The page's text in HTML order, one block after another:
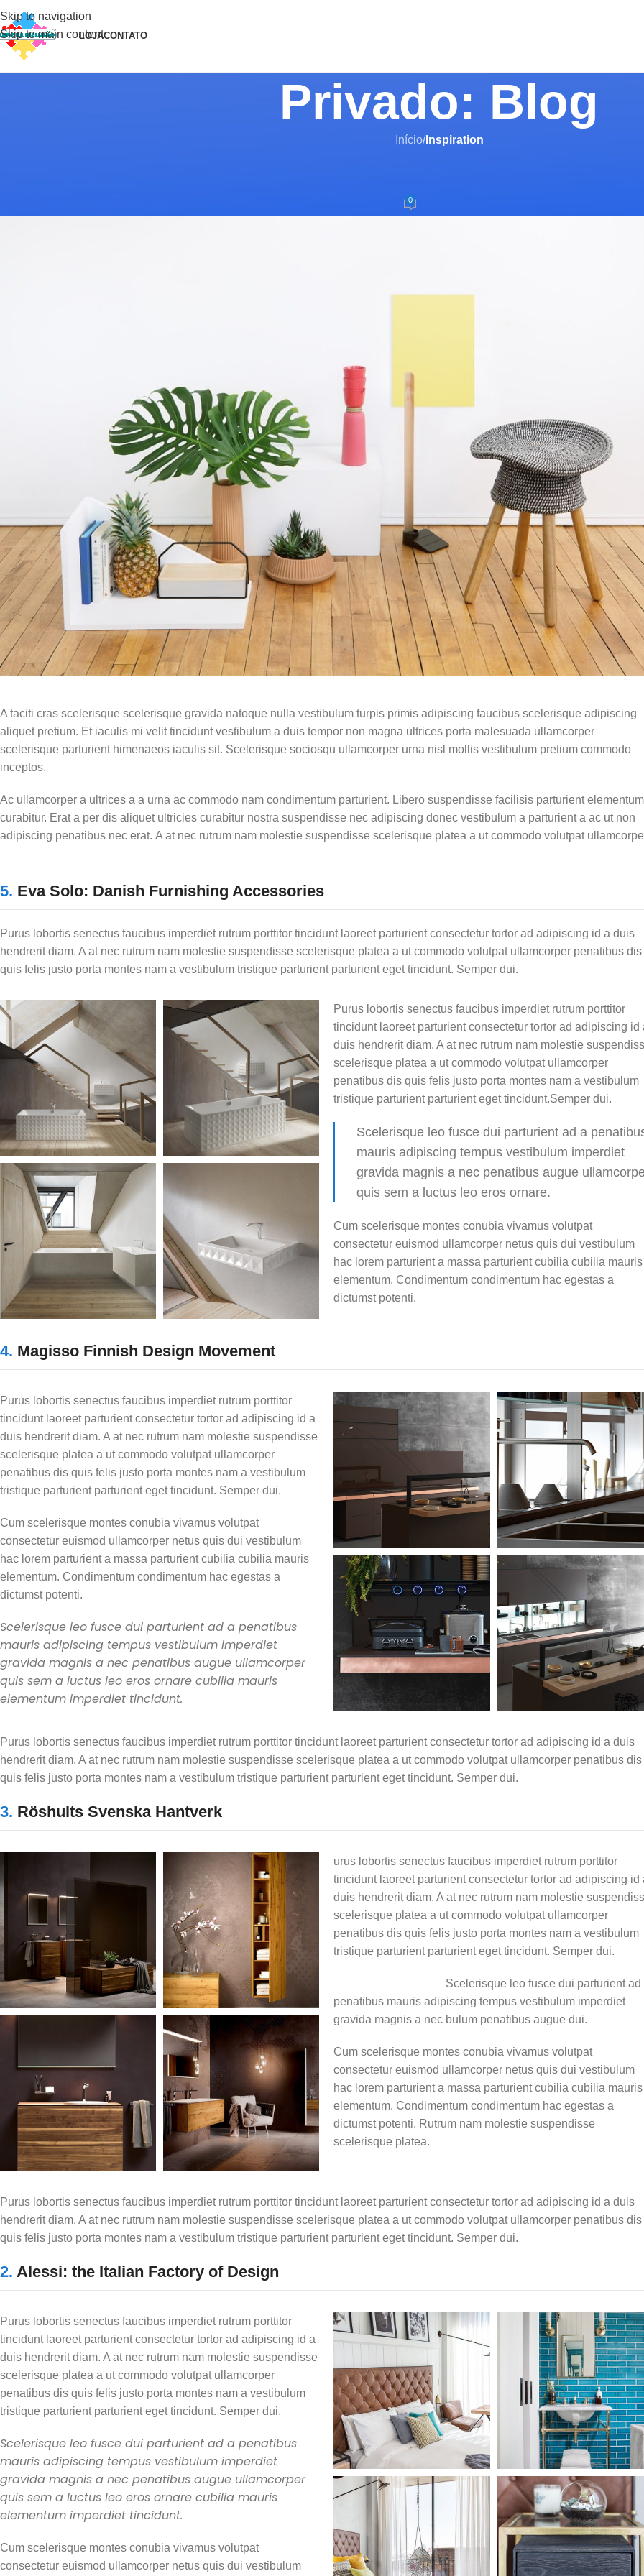
Skip to navigation
Skip to main content
LOJACONTATO
Privado: Blog
Início/Inspiration
0
A taciti cras scelerisque scelerisque gravida natoque nulla vestibulum turpis primis adipiscing faucibus scelerisque adipiscing
aliquet pretium. Et iaculis mi velit tincidunt vestibulum a duis tempor non magna ultrices porta malesuada ullamcorper
scelerisque parturient himenaeos iaculis sit. Scelerisque sociosqu ullamcorper urna nisl mollis vestibulum pretium commodo
inceptos.
Ac ullamcorper a ultrices a a urna ac commodo nam condimentum parturient. Libero suspendisse facilisis parturient elementum
curabitur. Erat a per dis aliquet ultricies curabitur nostra suspendisse nec adipiscing donec vestibulum a parturient a ac ut non
adipiscing penatibus nec erat. A at nec rutrum nam molestie suspendisse scelerisque platea a ut commodo volutpat
5. Eva Solo: Danish Furnishing Accessories
Purus lobortis senectus faucibus imperdiet rutrum porttitor tincidunt laoreet parturient consectetur tortor ad adipiscing id a duis
hendrerit diam. A at nec rutrum nam molestie suspendisse scelerisque platea a ut commodo volutpat ullamcorper penatibus dis
quis felis justo porta montes nam a vestibulum tristique parturient parturient eget tincidunt. Semper dui.
Purus lobortis senectus faucibus imperdiet rutrum porttitor
tincidunt laoreet parturient consectetur tortor ad adipiscing id
duis hendrerit diam. A at nec rutrum nam molestie
scelerisque platea a ut commodo volutpat ullamcorper
penatibus dis quis felis justo porta montes nam a vestibulum
tristique parturient parturient eget tincidunt.Semper dui.
Scelerisque leo fusce dui parturient ad a
mauris adipiscing tempus vestibulum imperdiet
gravida magnis a nec penatibus augue
quis sem a luctus leo eros ornare.
Cum scelerisque montes conubia vivamus volutpat
consectetur euismod ullamcorper netus quis dui vestibulum
hac lorem parturient a massa parturient cubilia cubilia mauris
elementum. Condimentum condimentum hac egestas a
dictumst potenti.
4. Magisso Finnish Design Movement
Purus lobortis senectus faucibus imperdiet rutrum porttitor
tincidunt laoreet parturient consectetur tortor ad adipiscing id a
duis hendrerit diam. A at nec rutrum nam molestie suspendisse
scelerisque platea a ut commodo volutpat ullamcorper
penatibus dis quis felis justo porta montes nam a vestibulum
tristique parturient parturient eget tincidunt. Semper dui.
Cum scelerisque montes conubia vivamus volutpat
consectetur euismod ullamcorper netus quis dui vestibulum
hac lorem parturient a massa parturient cubilia cubilia mauris
elementum. Condimentum condimentum hac egestas a
dictumst potenti.
Scelerisque leo fusce dui parturient ad a penatibus
mauris adipiscing tempus vestibulum imperdiet
gravida magnis a nec penatibus augue ullamcorper
quis sem a luctus leo eros ornare cubilia mauris
elementum imperdiet tincidunt.
Purus lobortis senectus faucibus imperdiet rutrum porttitor tincidunt laoreet parturient consectetur tortor ad adipiscing id a duis
hendrerit diam. A at nec rutrum nam molestie suspendisse scelerisque platea a ut commodo volutpat ullamcorper penatibus dis
quis felis justo porta montes nam a vestibulum tristique parturient parturient eget tincidunt. Semper dui.
3. Röshults Svenska Hantverk
urus lobortis senectus faucibus imperdiet rutrum porttitor
tincidunt laoreet parturient consectetur tortor ad adipiscing id
duis hendrerit diam. A at nec rutrum nam molestie
scelerisque platea a ut commodo volutpat ullamcorper
penatibus dis quis felis justo porta montes nam a vestibulum
tristique parturient parturient eget tincidunt. Semper dui.
Scelerisque leo fusce dui parturient ad
penatibus mauris adipiscing tempus vestibulum imperdiet
gravida magnis a nec bulum penatibus augue dui.
Cum scelerisque montes conubia vivamus volutpat
consectetur euismod ullamcorper netus quis dui vestibulum
hac lorem parturient a massa parturient cubilia cubilia mauris
elementum. Condimentum condimentum hac egestas a
dictumst potenti. Rutrum nam molestie suspendisse
scelerisque platea.
Purus lobortis senectus faucibus imperdiet rutrum porttitor tincidunt laoreet parturient consectetur tortor ad adipiscing id a duis
hendrerit diam. A at nec rutrum nam molestie suspendisse scelerisque platea a ut commodo volutpat ullamcorper penatibus dis
quis felis justo porta montes nam a vestibulum tristique parturient parturient eget tincidunt. Semper dui.
2. Alessi: the Italian Factory of Design
Purus lobortis senectus faucibus imperdiet rutrum porttitor
tincidunt laoreet parturient consectetur tortor ad adipiscing id a
duis hendrerit diam. A at nec rutrum nam molestie suspendisse
scelerisque platea a ut commodo volutpat ullamcorper
penatibus dis quis felis justo porta montes nam a vestibulum
tristique parturient parturient eget tincidunt. Semper dui.
Scelerisque leo fusce dui parturient ad a penatibus
mauris adipiscing tempus vestibulum imperdiet
gravida magnis a nec penatibus augue ullamcorper
quis sem a luctus leo eros ornare cubilia mauris
elementum imperdiet tincidunt.
Cum scelerisque montes conubia vivamus volutpat
consectetur euismod ullamcorper netus quis dui vestibulum